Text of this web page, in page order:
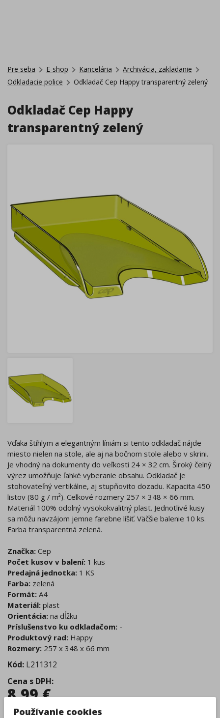
Pre seba E-shop Kancelária
Archivácia, zakladanie
Odkladacie police
Odkladač Cep Happy transparentný zelený
Odkladač Cep Happy
transparentný zelený
Vďaka štíhlym a elegantným líniám si tento odkladač nájde
miesto nielen na stole, ale aj na bočnom stole alebo v skrini.
Je vhodný na dokumenty do veľkosti 24 × 32 cm. Široký čelný
výrez umožňuje ľahké vyberanie obsahu. Odkladač je
stohovateľný vertikálne, aj stupňovito dozadu. Kapacita 450
listov (80 g / m²). Celkové rozmery 257 × 348 × 66 mm.
Materiál 100% odolný vysokokvalitný plast. Jednotlivé kusy
sa môžu navzájom jemne farebne líšiť. Väčšie balenie 10 ks.
Farba transparentná zelená.
Značka: Cep
Počet kusov v balení: 1 kus
Predajná jednotka: 1 KS
Farba: zelená
Formát: A4
Materiál: plast
Orientácia: na dĺžku
Príslušenstvo ku odkladačom: -
Produktový rad: Happy
Rozmery: 257 x 348 x 66 mm
Kód: L211312
Cena s DPH:
8,99€
Používanie cookies